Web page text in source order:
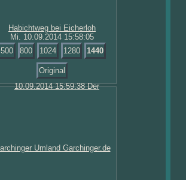
Mi. 10.09.2014 15:58:05
500
800 1024 1280 1440
Original